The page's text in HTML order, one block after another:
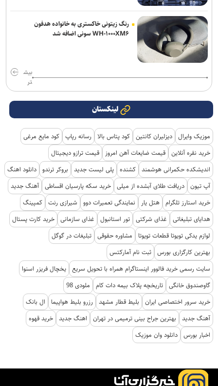
رنگ زیتونی خاکستری به خانواده هدفون
WH-۱۰۰۰XM۶ سونی اضافه شد
بیش
تر
لینکستان
موزیک وایرال دیزلیران کانتین کود پتاس بالا رسانه رپاپ کود مایع مرغی
خرید نقره آنلاین قیمت ضایعات آهن امروز
قیمت ترازو دیجیتال
اندیشکده حکمرانی هوشمند کشنده پلی لیست جدید بروکر ترندو دانلود اهنگ
آپ تیون دریافت طلای آبشده از میلی خرید سکه پارسیان اقساطی آهنگ جدید
خرید استارز تلگرام هتل یار نمایندگی تعمیرات دوو شیرازی رنت کمپینگ
هدایای تبلیغاتی
غذای شرکتی تور استانبول غذای سازمانی خرید کارت پستال
لوازم یدکی تویوتا قطعات تویوتا
مشاوره حقوقی تبلیغات در گوگل
بهترین کارگزاری بورس ثبت نام آمارکتس
سایت رسمی خرید فالوور اینستاگرام همراه با تحویل سریع یخچال فریزر اسنوا
گاوصندوق خانگی تاریخچه پلاک بیمه دات کام
ملودی 98
خرید سرور اختصاصی ایران
بلیط قطار مشهد رزرو بلیط هواپیما
ال بانک
آهنگ جدید
بهترین جراح بینی ترمیمی در تهران اهنگ جدید خرید قهوه
اخبار بورس دانلود وان موزیک